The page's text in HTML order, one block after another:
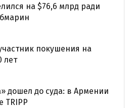
на $76,6 млрд ради
покушения на
лет
дошел до суда: в Армении
TRIPP